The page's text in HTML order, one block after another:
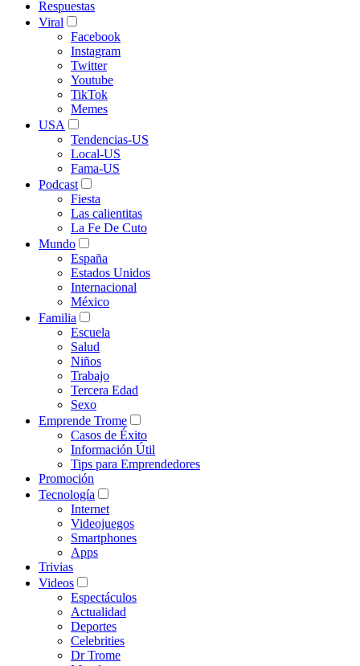
Respuestas
Viral
Facebook
Instagram
Twitter
Youtube
TikTok
Memes
USA
Tendencias-US
Local-US
Fama-US
Podcast
Fiesta
Las calientitas
La Fe De Cuto
Mundo
España
Estados Unidos
Internacional
México
Familia
Escuela
Salud
Niños
Trabajo
Tercera Edad
Sexo
Emprende Trome
Casos de Éxito
Información Útil
Tips para Emprendedores
Promoción
Tecnología
Internet
Videojuegos
Smartphones
Apps
Trivias
Videos
Espectáculos
Actualidad
Deportes
Celebrities
Dr Trome